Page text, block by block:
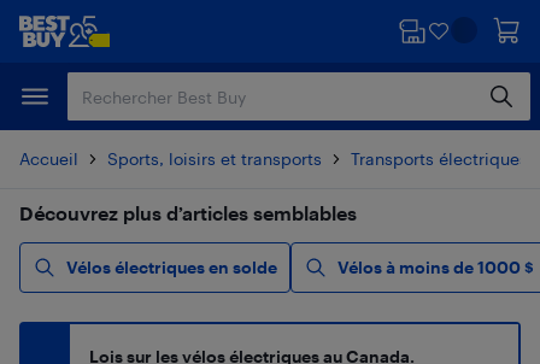
Passer
principal
Passer
Accueil Sports, loisirs et transports Transports électriques
Découvrez plus d’articles semblables
Vélos électriques en solde Vélos à moins de 1000 $
Lois sur les vélos électriques au Canada.